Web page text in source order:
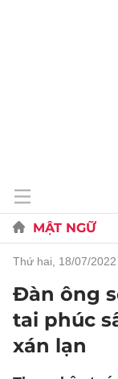
MẬT NGỮ
thứ hai, 18/07/
Đàn ông
tai phúc
xán lạn